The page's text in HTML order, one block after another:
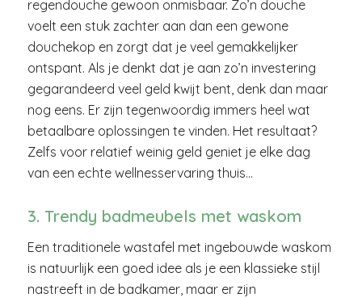
regendouche gewoon onmisbaar. Zo’n douche
voelt een stuk zachter aan dan een gewone
douchekop en zorgt dat je veel gemakkelijker
ontspant. Als je denkt dat je aan zo’n investering
gegarandeerd veel geld kwijt bent, denk dan maar
nog eens. Er zijn tegenwoordig immers heel wat
betaalbare oplossingen te vinden. Het resultaat?
Zelfs voor relatief weinig geld geniet je elke dag
van een echte wellnesservaring thuis…
3. Trendy badmeubels met waskom
Een traditionele wastafel met ingebouwde waskom
is natuurlijk een goed idee als je een klassieke stijl
nastreeft in de badkamer, maar er zijn